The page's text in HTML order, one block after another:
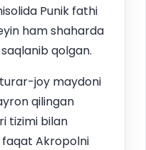
Punik fathi
ham shaharda
qolgan.
joy maydoni
qilingan
tizimi bilan
faqat Akropolni